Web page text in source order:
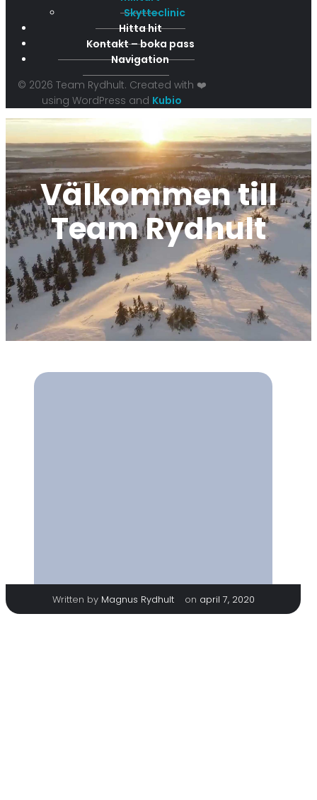
Skytteclinic
Hitta hit
Kontakt – boka pass
Navigation
© 2026 Team Rydhult. Created with ❤️
using WordPress and Kubio
Välkommen till
Team Rydhult
Written by Magnus Rydhult on april 7, 2020